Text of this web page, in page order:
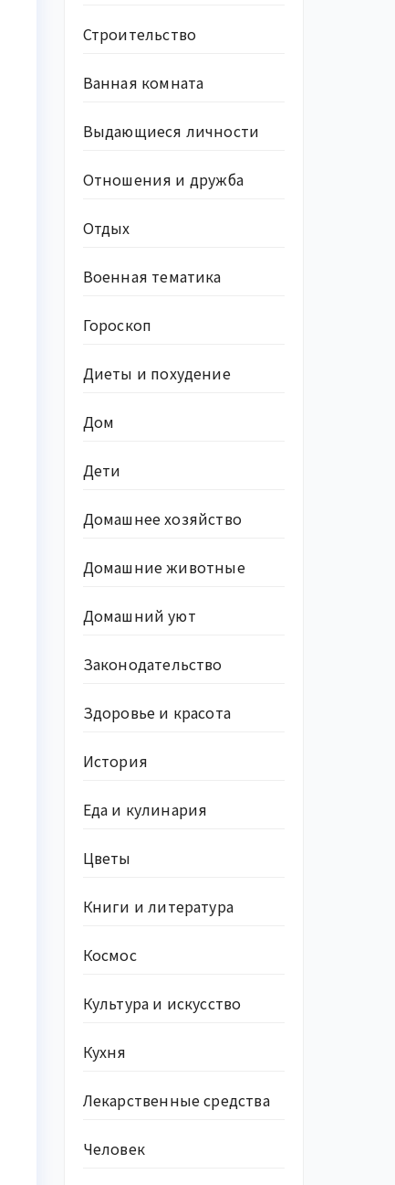
Строительство
Ванная комната
Выдающиеся личности
Отношения и дружба
Отдых
Военная тематика
Гороскоп
Диеты и похудение
Дом
Дети
Домашнее хозяйство
Домашние животные
Домашний уют
Законодательство
Здоровье и красота
История
Еда и кулинария
Цветы
Книги и литература
Космос
Культура и искусство
Кухня
Лекарственные средства
Человек